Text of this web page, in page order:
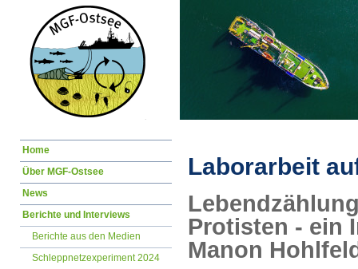
Laborarbeit
Protisten - ein
Manon
Navigation
Home
Über MGF-Ostsee
News
Berichte und Interviews
Berichte aus den Medien
Schleppnetzexperiment 2024